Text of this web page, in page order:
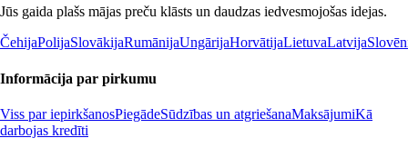
Jūs gaida plašs mājas preču klāsts un daudzas iedvesmojošas idejas.
ČehijaPolijaSlovākijaRumānijaUngārijaHorvātijaLietuvaLatvija
Informācija par pirkumu
Viss par iepirkšanosPiegādeSūdzības un atgriešanaMaksājumiKā
darbojas kredīti